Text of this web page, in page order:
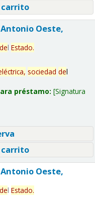
Oeste,
del Estado.
sociedad del
préstamo: Signatura
Oeste,
del Estado.